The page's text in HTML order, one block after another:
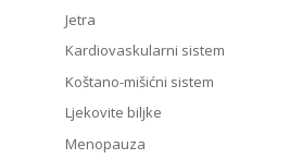
Jetra
Kardiovaskularni sistem
Koštano-mišićni sistem
Ljekovite biljke
Menopauza